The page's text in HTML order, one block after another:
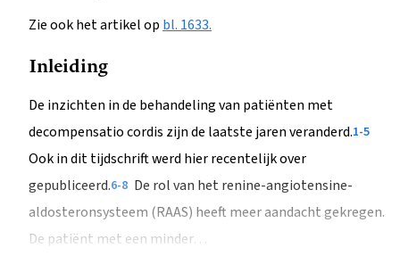
Zie ook het artikel op bl. 1633.
Inleiding
De inzichten in de behandeling van patiënten met
decompensatio cordis zijn de laatste jaren veranderd.1-5
Ook in dit tijdschrift werd hier recentelijk over
gepubliceerd.6-8 De rol van het renine-angiotensine-
aldosteronsysteem (RAAS) heeft meer aandacht gekregen.
De patiënt met een minder…